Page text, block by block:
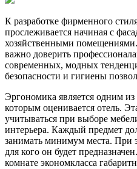
К разработке фирменного
прослеживается начиная с
хозяйственными
важно доверить
современных, модных
безопасности и гигиены
Эргономика является одним
которым оценивается отель.
учитываться при выборе
интерьера. Каждый предмет
занимать минимум места. При
для кого он будет
комнате экономкласса